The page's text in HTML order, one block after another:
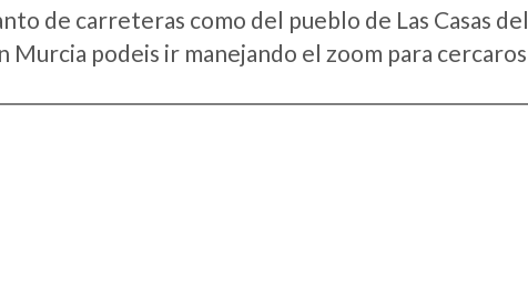
de carreteras como del pueblo de Las Casas del
podeis ir manejando el zoom para cercaros